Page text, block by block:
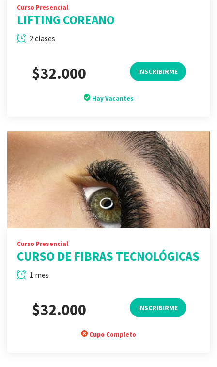
Curso Presencial
LIFTING COREANO
2 clases
$32.000 INSCRIBIRME
Hay Vacantes
Curso Presencial
CURSO DE FIBRAS TECNOLÓGICAS
1 mes
$32.000 INSCRIBIRME
Cupo Completo